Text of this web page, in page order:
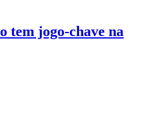
tem jogo-chave na